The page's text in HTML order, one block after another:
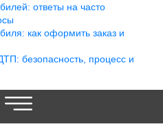
ответы на часто
как оформить заказ и
безопасность, процесс и